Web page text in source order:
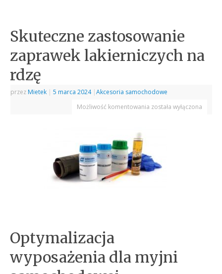
Skuteczne zastosowanie
zaprawek lakierniczych na
rdzę
przez Mietek | 5 marca 2024 |Akcesoria samochodowe
Możliwość komentowania została wyłączona
Optymalizacja
wyposażenia dla myjni